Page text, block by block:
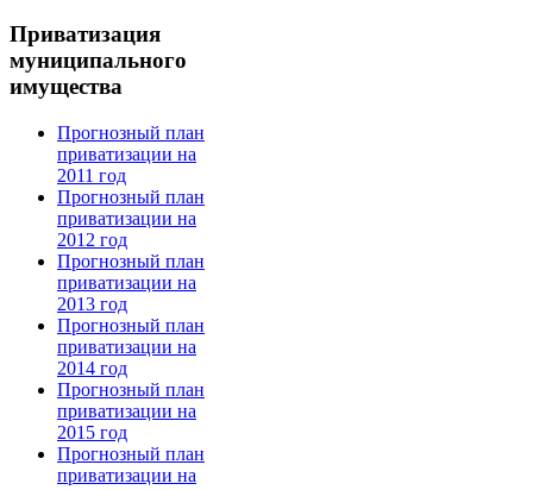
Приватизация
муниципального
имущества
Прогнозный план
приватизации на
2011 год
Прогнозный план
приватизации на
2012 год
Прогнозный план
приватизации на
2013 год
Прогнозный план
приватизации на
2014 год
Прогнозный план
приватизации на
2015 год
Прогнозный план
приватизации на